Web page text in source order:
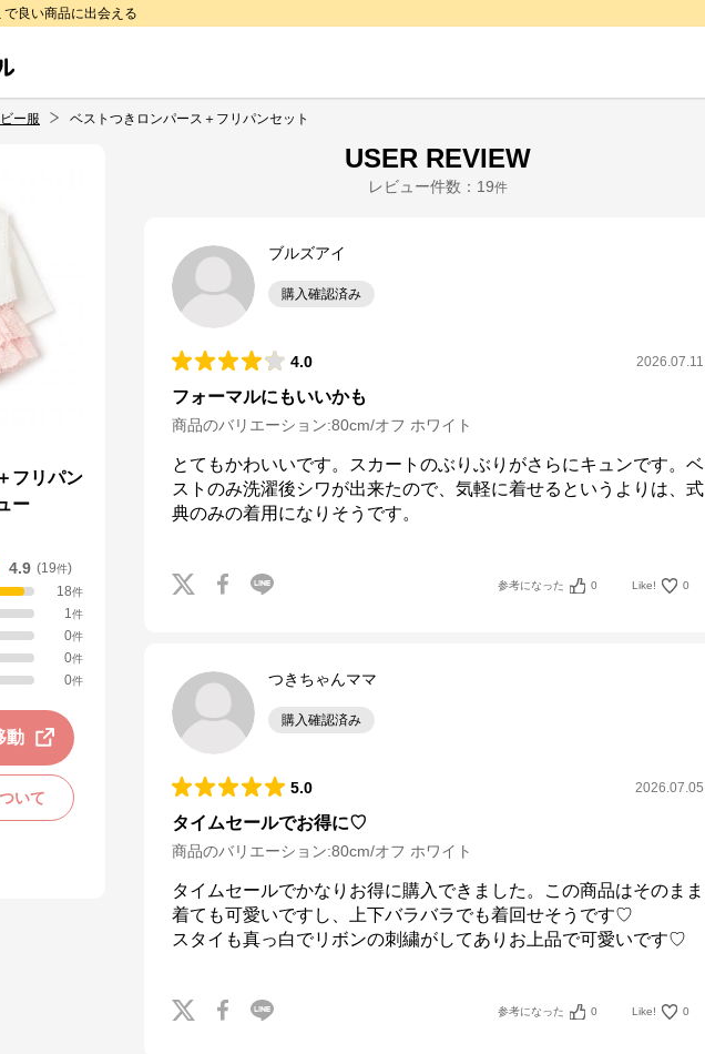
良い商品に出会える
ー服 ベストつきロンパース＋フリパンセット
フリパン
ー
4.9 (19件)
18件
1件
0件
0件
0件
動
いて
USER REVIEW
レビュー件数： 19件
ブルズアイ
購入確認済み
4.0 2026.07.11
フォーマルにもいいかも
商品のバリエーション:80cm/オフ ホワイト
とてもかわいいです。スカートのぶりぶりがさらにキュンです。ベ
ストのみ洗濯後シワが出来たので、気軽に着せるというよりは、式
典のみの着用になりそうです。
参考になった 0 Like! 0
つきちゃんママ
購入確認済み
5.0 2026.07.05
タイムセールでお得に♡
商品のバリエーション:80cm/オフ ホワイト
タイムセールでかなりお得に購入できました。この商品はそのまま
着ても可愛いですし、上下バラバラでも着回せそうです♡
スタイも真っ白でリボンの刺繍がしてありお上品で可愛いです♡
参考になった 0 Like! 0